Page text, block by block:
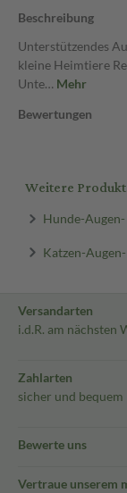
Beschreibung
Unterstützendes
kleine Heimtiere
Unte… Mehr
Bewertungen
Weitere
Hunde-
Katzen-
Versandarten
i.d.R. am nächsten
Zahlarten
sicher und bequem
Bewerte uns
Vertraue unserem